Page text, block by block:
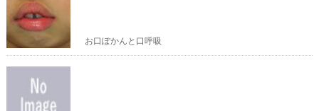
お口ぽかんと口呼吸